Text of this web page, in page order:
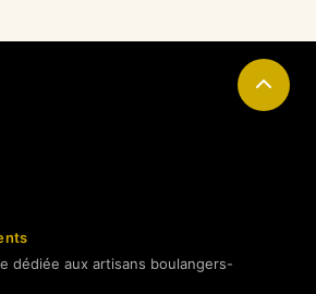
dédiée aux artisans boulangers-